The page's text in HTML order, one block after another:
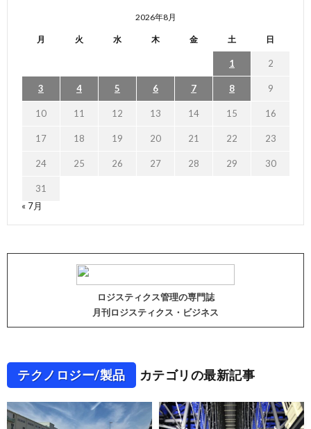
2026年8月
月 火 水 木 金 土 日
1 2
3 4 5 6 7 8 9
10 11 12 13 14 15 16
17 18 19 20 21 22 23
24 25 26 27 28 29 30
31
« 7月
ロジスティクス管理の専門誌
月刊ロジスティクス・ビジネス
テクノロジー/製品 カテゴリの最新記事